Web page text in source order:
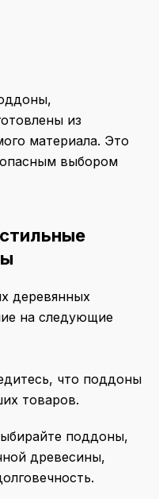
из
материала. Это
выбором
деревянных
на следующие
что поддоны
товаров.
поддоны,
древесины,